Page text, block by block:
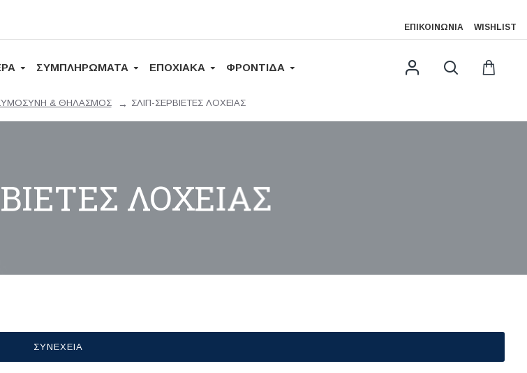
ΕΠΙΚΟΙΝΩΝΊΑ WISHLIST
ΣΥΜΠΛΗΡΩΜΑΤΑ ΕΠΟΧΙΑΚΑ ΦΡΟΝΤΙΔΑ
& ΘΗΛΑΣΜΟΣ ΣΛΙΠ-ΣΕΡΒΙΕΤΕΣ ΛΟΧΕΙΑΣ
ΛΟΧΕΙΑΣ
ΣΥΝΈΧΕΙΑ